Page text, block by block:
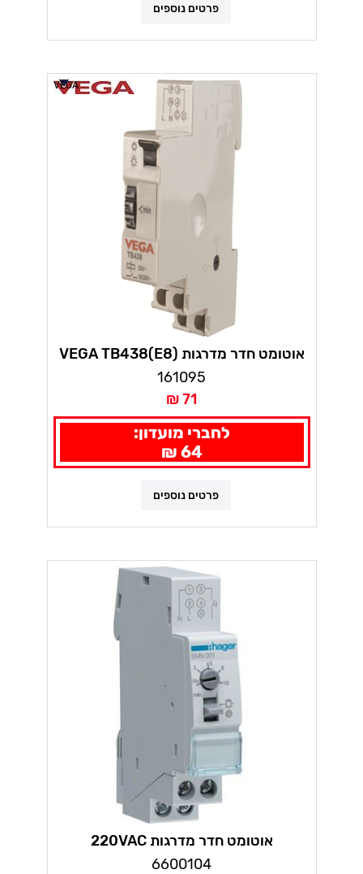
פרטים נוספים
VEGA
אוטומט חדר מדרגות (VEGA TB438(E8
161095
71 ₪
לחברי מועדון:
64 ₪
פרטים נוספים
אוטומט חדר מדרגות 220VAC
6600104